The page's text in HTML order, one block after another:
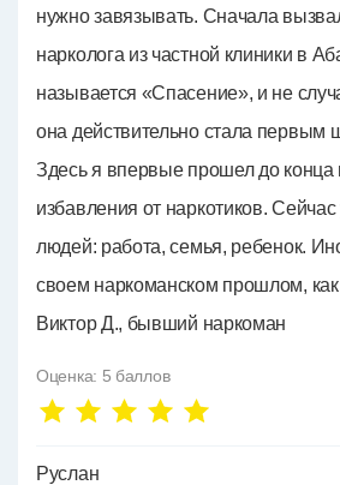
нужно завязывать. Сначала
нарколога из частной клиники в
называется «Спасение», и не
она действительно стала первым
Здесь я впервые прошел до конца
избавления от наркотиков.
людей: работа, семья, ребенок.
своем наркоманском прошлом,
Виктор Д., бывший наркоман
Оценка: 5 баллов
Руслан